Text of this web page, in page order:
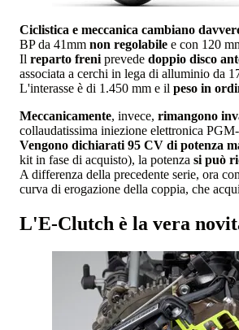
Ciclistica e meccanica cambiano
BP da 41mm non regolabile e con 120
Il reparto freni prevede doppio disco
associata a cerchi in lega di alluminio da
L'interasse è di 1.450 mm e il peso in
Meccanicamente, invece, rimangono
collaudatissima iniezione elettronica
Vengono dichiarati 95 CV di potenza
kit in fase di acquisto), la potenza si può
A differenza della precedente serie, ora
curva di erogazione della coppia, che
L'E-Clutch è la vera